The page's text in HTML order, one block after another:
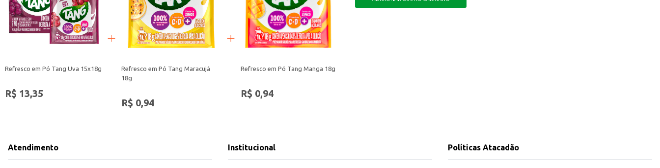
Refresco em Pó Tang Uva 15x18g
R$ 13,35
Refresco em Pó Tang Maracujá
18g
R$ 0,94
Refresco em Pó Tang Manga 18g
R$ 0,94
Atendimento Institucional Políticas Atacadão